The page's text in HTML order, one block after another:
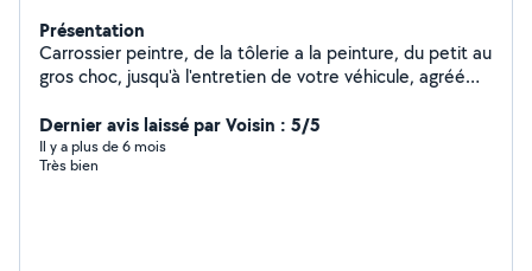
Présentation
Carrossier peintre, de la tôlerie a la peinture, du petit au
gros choc, jusqu'à l'entretien de votre véhicule, agréé
gratuit et si vous ne pouvez pas vous déplacer je me
déplace il i a aucun soucis.
Dernier avis laissé par Voisin : 5/5
Il y a plus de 6 mois
Très bien